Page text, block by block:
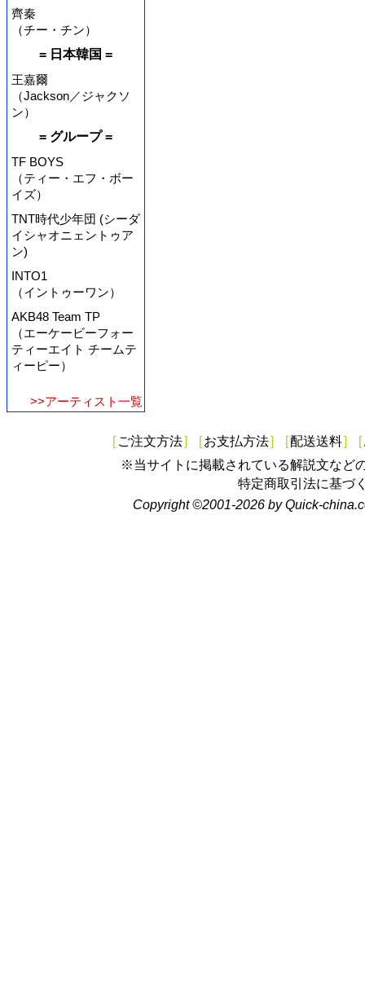
齊秦
（チー・チン）
= 日本韓国 =
王嘉爾
（Jackson／ジャクソ
ン）
= グループ =
TF BOYS
（ティー・エフ・ボー
イズ）
TNT時代少年団 (シーダ
イシャオニェントゥア
ン)
INTO1
（イントゥーワン）
AKB48 Team TP
（エーケービーフォー
ティーエイト チームテ
ィーピー）
>>アーティスト一覧
[ ご注文方法] [お支払方法] [配送送料] [
※当サイトに掲載されている解説文など
特定商取引法に基づ
Copyright ©2001-2026 by Quick-